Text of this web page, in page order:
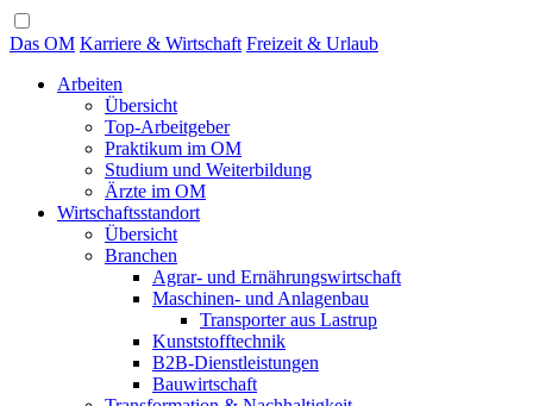
Das OM Karriere & Wirtschaft Freizeit & Urlaub
Arbeiten
Übersicht
Top-Arbeitgeber
Praktikum im OM
Studium und Weiterbildung
Ärzte im OM
Wirtschaftsstandort
Übersicht
Branchen
Agrar- und Ernährungswirtschaft
Maschinen- und Anlagenbau
Transporter aus Lastrup
Kunststofftechnik
B2B-Dienstleistungen
Bauwirtschaft